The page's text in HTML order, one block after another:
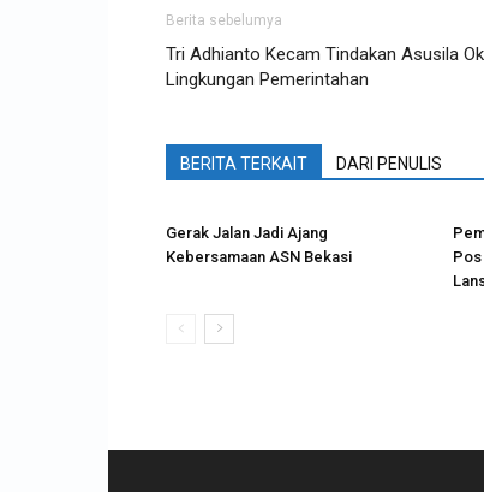
Berita sebelumya
Tri Adhianto Kecam Tindakan Asusila
Lingkungan Pemerintahan
BERITA TERKAIT DARI PENULIS
Gerak Jalan Jadi Ajang
Kebersamaan ASN Bekasi
Pos